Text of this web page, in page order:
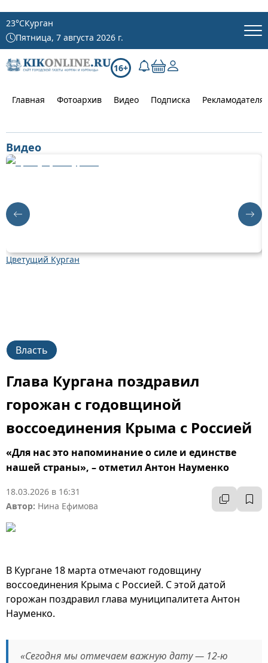
23°CКурган
Пятница, 7 августа 2026 г.
16+
Главная Фотоархив Видео Подписка
Видео
Цветущий Курган
Власть
Глава Кургана поздравил
горожан с годовщиной
воссоединения Крыма с Россией
«Для нас это напоминание о силе и единстве
нашей страны», – отметил Антон Науменко
18.03.2026 в 16:31
Автор: Нина Ефимова
В Кургане 18 марта отмечают годовщину
воссоединения Крыма с Россией. С этой датой
горожан поздравил глава муниципалитета Антон
Науменко.
«Сегодня мы отмечаем важную дату — 12-ю